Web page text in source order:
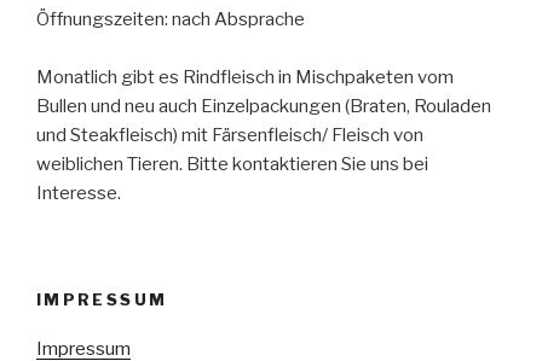
Öffnungszeiten: nach Absprache
Monatlich gibt es Rindfleisch in Mischpaketen vom
Bullen und neu auch Einzelpackungen (Braten, Rouladen
und Steakfleisch) mit Färsenfleisch/ Fleisch von
weiblichen Tieren. Bitte kontaktieren Sie uns bei
Interesse.
IMPRESSUM
Impressum